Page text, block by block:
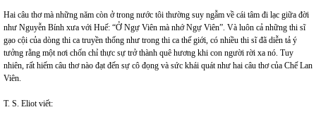
Hai câu thơ mà những năm còn ở trong nước tôi thường suy ngẫm về cái tâm đi lạc giữa đời
như Nguyễn Bính xưa với Huế: “Ở Ngự Viên mà nhớ Ngự Viên”. Và luôn cả những thi sĩ
gạo cội của dòng thi ca truyền thống như trong thi ca thế giới, có nhiều thi sĩ đã diễn tả ý
tưởng rằng một nơi chốn chỉ thực sự trở thành quê hương khi con người rời xa nó. Tuy
nhiên, rất hiếm câu thơ nào đạt đến sự cô đọng và sức khái quát như hai câu thơ của Chế Lan
Viên.
T. S. Eliot viết: